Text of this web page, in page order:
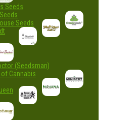
Seeds
Seeds
(Seedsman)
of Cannabis